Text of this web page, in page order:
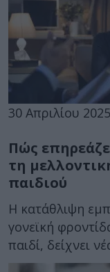
30 Απριλίου 2025
Πώς
τη
παιδιού
Η κατάθλιψη
γονεϊκή
παιδί, δείχνει